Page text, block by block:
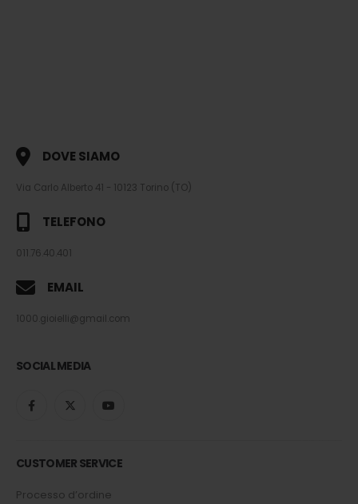
DOVE SIAMO
Via Carlo Alberto 41 - 10123 Torino (TO)
TELEFONO
011.76.40.401
EMAIL
1000.gioielli@gmail.com
SOCIAL MEDIA
CUSTOMER SERVICE
Processo d’ordine